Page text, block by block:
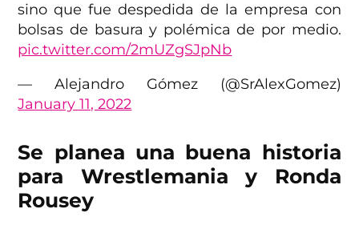
sino que fue despedida de la empresa con
bolsas de basura y polémica de por medio.
pic.twitter.com/2mUZgSJpNb
— Alejandro Gómez (@SrAlexGomez)
January 11, 2022
Se planea una buena historia
para Wrestlemania y Ronda
Rousey